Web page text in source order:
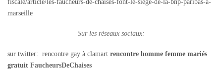
fiscale/article/les-faucheurs-de-chaises-font-le-siege-de-la-bnp-paribas-a-
marseille
Sur les réseaux sociaux:
sur twitter: rencontre gay à clamart rencontre homme femme mariés
gratuit FaucheursDeChaises